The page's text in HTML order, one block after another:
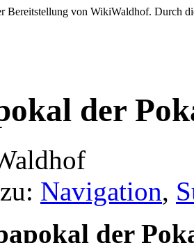
Bereitstellung von WikiWaldhof. Durch
der
Navigation,
der